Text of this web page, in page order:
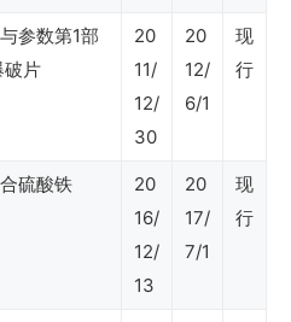
参数第1部
破片
20
11/
12/
30
20
12/
6/1
现
行
硫酸铁
20
16/
12/
13
20
17/
7/1
现
行